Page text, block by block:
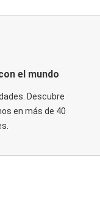
el mundo
Descubre
en más de 40